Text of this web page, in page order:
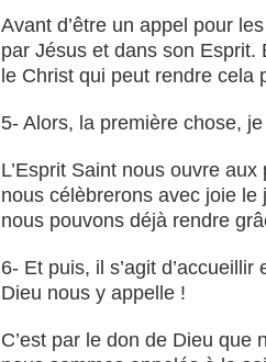
Avant d’être un appel pour
par Jésus et dans son Esprit.
le Christ qui peut rendre cela
5- Alors, la première chose,
L’Esprit Saint nous ouvre
nous célèbrerons avec joie
nous pouvons déjà rendre
6- Et puis, il s’agit
Dieu nous y appelle !
C’est par le don de Dieu que